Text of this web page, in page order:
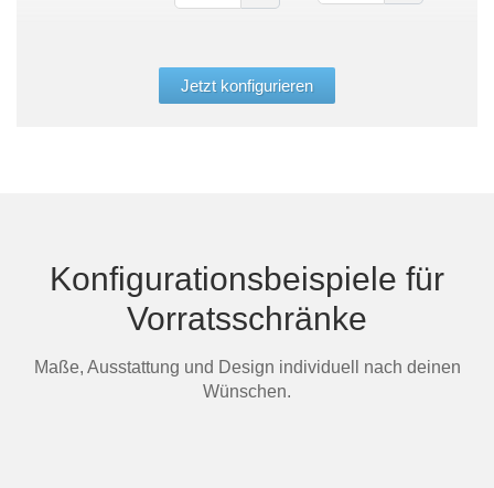
Jetzt konfigurieren
Konfigurationsbeispiele für
Vorratsschränke
Maße, Ausstattung und Design individuell nach deinen
Wünschen.